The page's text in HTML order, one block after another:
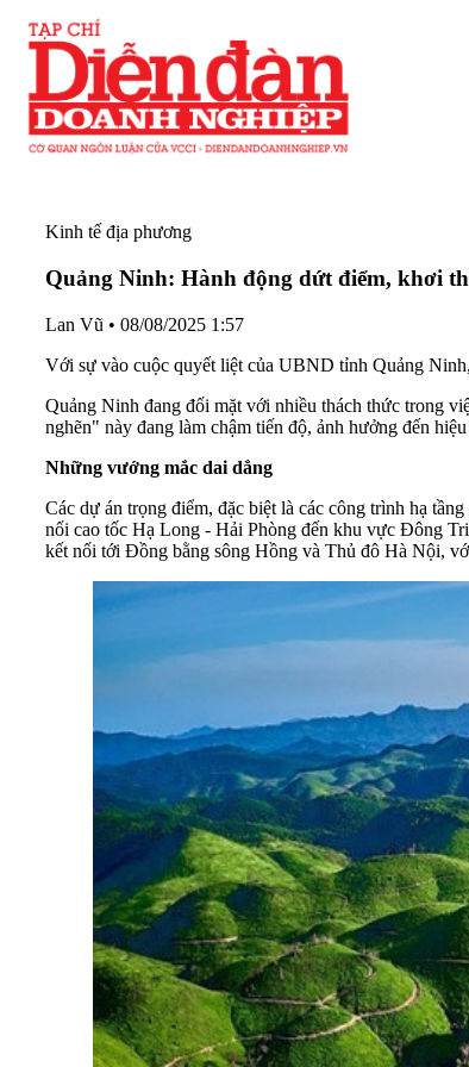
Kinh tế địa phương
Quảng Ninh: Hành động dứt điểm, khơi
Lan Vũ • 08/08/2025 1:57
Với sự vào cuộc quyết liệt của UBND tỉnh Quảng
Quảng Ninh đang đối mặt với nhiều thách thức trong
nghẽn" này đang làm chậm tiến độ, ảnh hưởng đến
Những vướng mắc dai dẳng
Các dự án trọng điểm, đặc biệt là các công trình hạ
nối cao tốc Hạ Long - Hải Phòng đến khu vực Đông
kết nối tới Đồng bằng sông Hồng và Thủ đô Hà Nội,